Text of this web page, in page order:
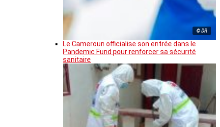
© DR
Le Cameroun officialise son entrée dans le
Pandemic Fund pour renforcer sa sécurité
sanitaire